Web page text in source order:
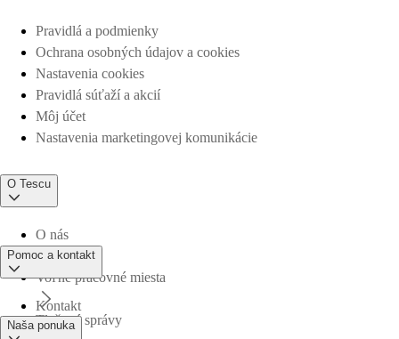
Pravidlá a podmienky
Ochrana osobných údajov a cookies
Nastavenia cookies
Pravidlá súťaží a akcií
Môj účet
Nastavenia marketingovej komunikácie
O Tescu
O nás
Voľné pracovné miesta
Tlačové správy
Pomoc a kontakt
Kontakt
Naša ponuka